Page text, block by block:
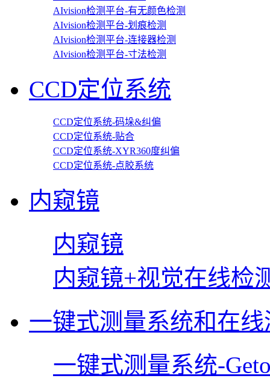
AIvision检测平台-有无颜色检测
AIvision检测平台-划痕检测
AIvision检测平台-连接器检测
AIvision检测平台-寸法检测
CCD定位系统
CCD定位系统-码垛&纠偏
CCD定位系统-贴合
CCD定位系统-XYR360度纠偏
CCD定位系统-点胶系统
内窥镜
内窥镜
内窥镜+视觉在线检
一键式测量系统和在
一键式测量系统-